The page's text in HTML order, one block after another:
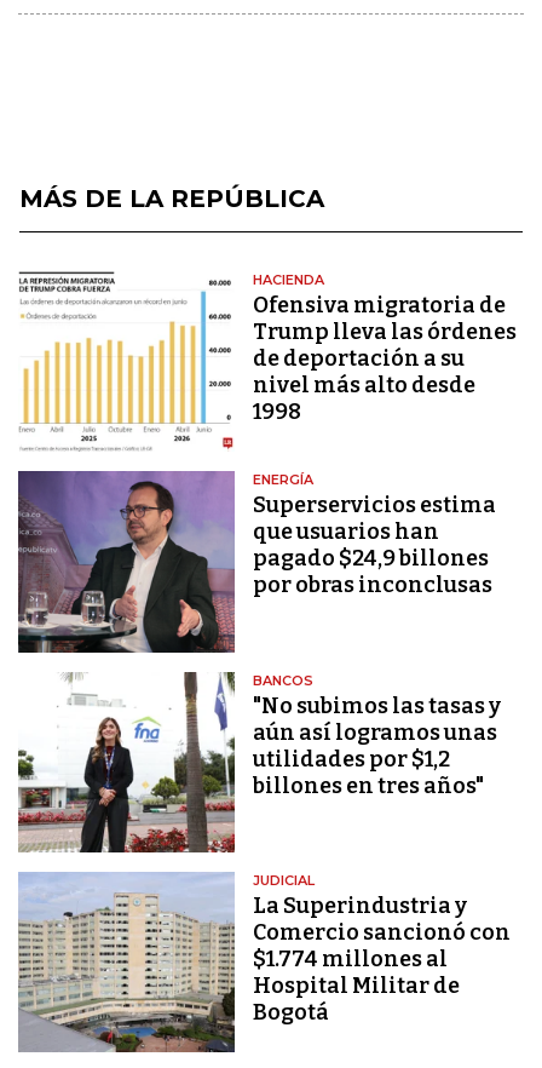
MÁS DE LA REPÚBLICA
HACIENDA
Ofensiva migratoria de
Trump lleva las órdenes
de deportación a su
nivel más alto desde
1998
ENERGÍA
Superservicios estima
que usuarios han
pagado $24,9 billones
por obras inconclusas
BANCOS
"No subimos las tasas y
aún así logramos unas
utilidades por $1,2
billones en tres años"
JUDICIAL
La Superindustria y
Comercio sancionó con
$1.774 millones al
Hospital Militar de
Bogotá